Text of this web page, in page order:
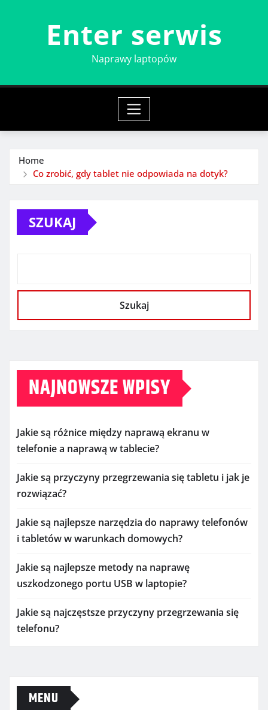
Enter serwis
Naprawy laptopów
Home
Co zrobić, gdy tablet nie odpowiada na dotyk?
SZUKAJ
Szukaj
NAJNOWSZE WPISY
Jakie są różnice między naprawą ekranu w
telefonie a naprawą w tablecie?
Jakie są przyczyny przegrzewania się tabletu i jak je
rozwiązać?
Jakie są najlepsze narzędzia do naprawy telefonów
i tabletów w warunkach domowych?
Jakie są najlepsze metody na naprawę
uszkodzonego portu USB w laptopie?
Jakie są najczęstsze przyczyny przegrzewania się
telefonu?
MENU